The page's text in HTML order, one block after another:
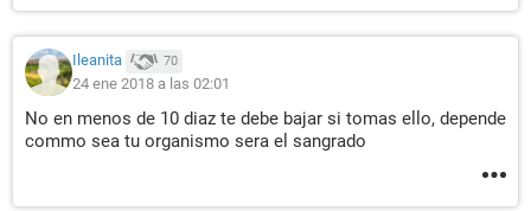
Ileanita 70
24 ene 2018 a las 02:01
No en menos de 10 diaz te debe bajar si tomas ello, depende
commo sea tu organismo sera el sangrado